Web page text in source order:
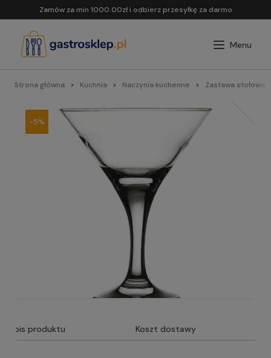
Zamów za min 1000.00zł i odbierz przesyłkę za darmo
Strona główna Kuchnia Naczynia kuchenne Zastawa stołowa
-5%
Opis produktu Koszt dostawy